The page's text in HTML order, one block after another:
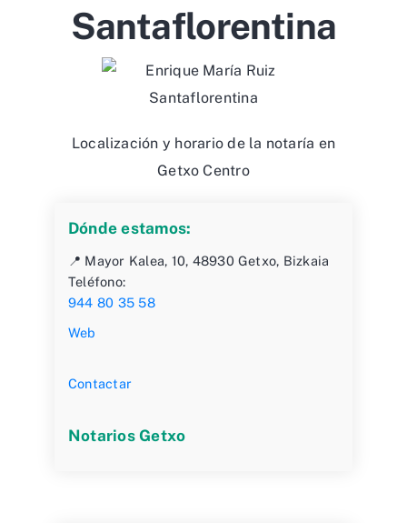
Santaflorentina
Localización y horario de la notaría en
Getxo Centro
Dónde estamos:
📍 Mayor Kalea, 10, 48930 Getxo, Bizkaia
Teléfono:
944 80 35 58
Web
Contactar
Notarios Getxo